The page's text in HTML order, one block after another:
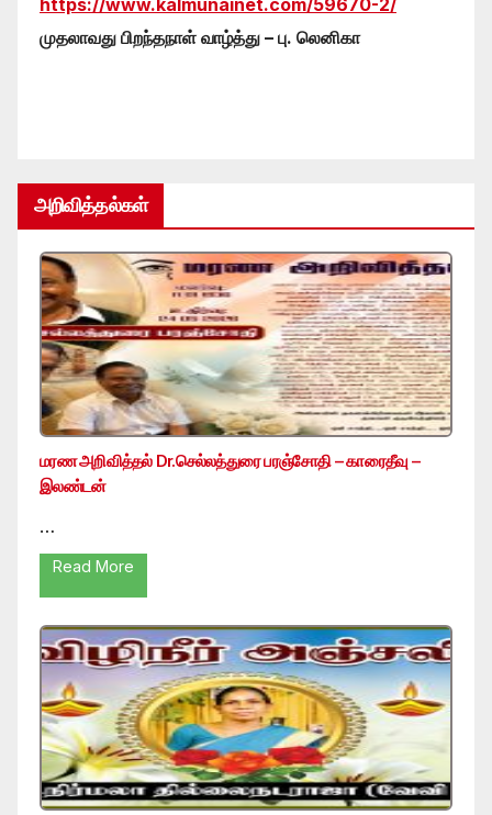
https://www.kalmunainet.com/59670-2/
முதலாவது பிறந்தநாள் வாழ்த்து – பு. லெனிகா
அறிவித்தல்கள்
மரண அறிவித்தல் Dr.செல்லத்துரை பரஞ்சோதி – காரைதீவு –
இலண்டன்
…
Read More